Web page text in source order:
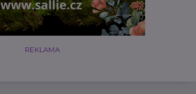
REKLAMA